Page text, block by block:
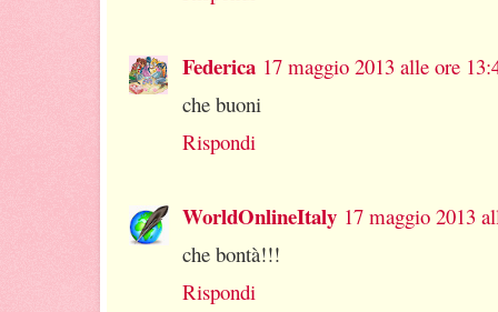
Federica 17 maggio 2013 alle ore
che buoni
Rispondi
WorldOnlineItaly 17 maggio 2013
che bontà!!!
Rispondi